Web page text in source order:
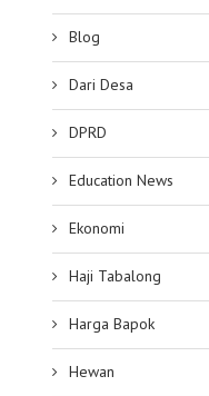
Mahasiswa STIA
Bermedia...
September 20, 2025
Blog
Dari Desa
DPRD
Education News
Ekonomi
Haji Tabalong
Harga Bapok
Hewan